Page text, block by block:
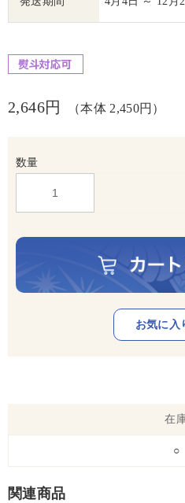
2,646円 （本体 2,450円）
数量
在
○
関連商品